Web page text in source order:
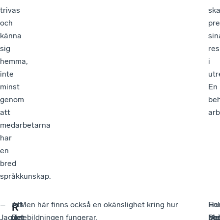
trivas
och
känna
sig
hemma,
inte
minst
genom
att
medarbetarna
har
en
bred
språkkunskap.
ska
i
En
–
Jag
R
Att
det
–
Det
– Men här finns också en okänslighet kring hur
lönebildningen fungerar.
–
–